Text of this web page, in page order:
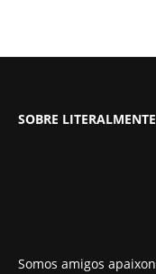
SOBRE
Somos amigos